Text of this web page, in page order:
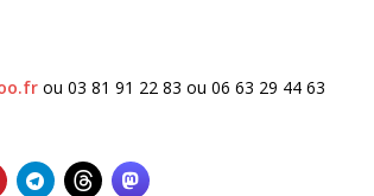
ou 03 81 91 22 83 ou 06 63 29 44 63